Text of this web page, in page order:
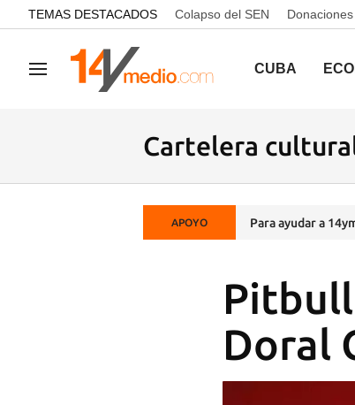
common.go-to-content
TEMAS DESTACADOS Colapso del SEN Donaciones
Navegación CUBA
Cartelera
APOYO Para ayudar a
Doral